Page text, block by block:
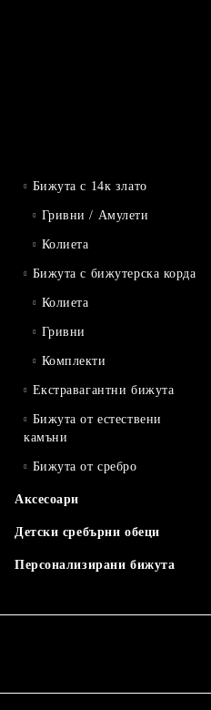
Бижута с 14к злато
Гривни / Амулети
Колиета
Бижута с бижутерска корда
Колиета
Гривни
Комплекти
Екстравагантни бижута
Бижута от естествени
камъни
Бижута от сребро
Аксесоари
Детски сребърни обеци
Персонализирани бижута